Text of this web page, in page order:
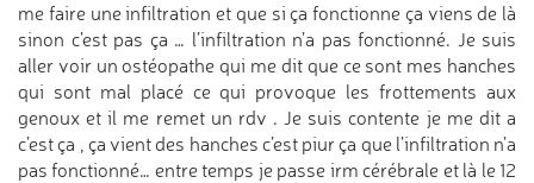
me faire une infiltration et que si ça fonctionne ça viens de là
sinon c’est pas ça … l’infiltration n’a pas fonctionné. Je suis
aller voir un ostéopathe qui me dit que ce sont mes hanches
qui sont mal placé ce qui provoque les frottements aux
genoux et il me remet un rdv . Je suis contente je me dit a
c’est ça , ça vient des hanches c’est piur ça que l’infiltration n’a
pas fonctionné… entre temps je passe irm cérébrale et là le 12